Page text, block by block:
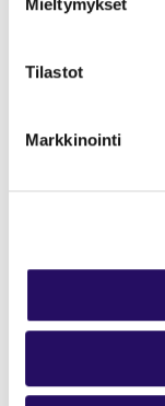
Tilastot
Markkinointi